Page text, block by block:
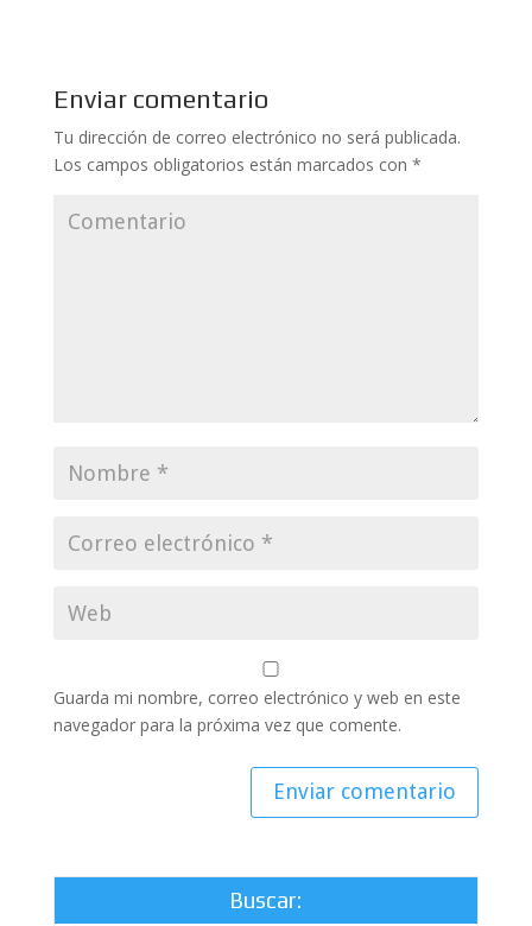
Enviar comentario
Tu dirección de correo electrónico no será publicada.
Los campos obligatorios están marcados con *
Guarda mi nombre, correo electrónico y web en este
navegador para la próxima vez que comente.
Buscar: